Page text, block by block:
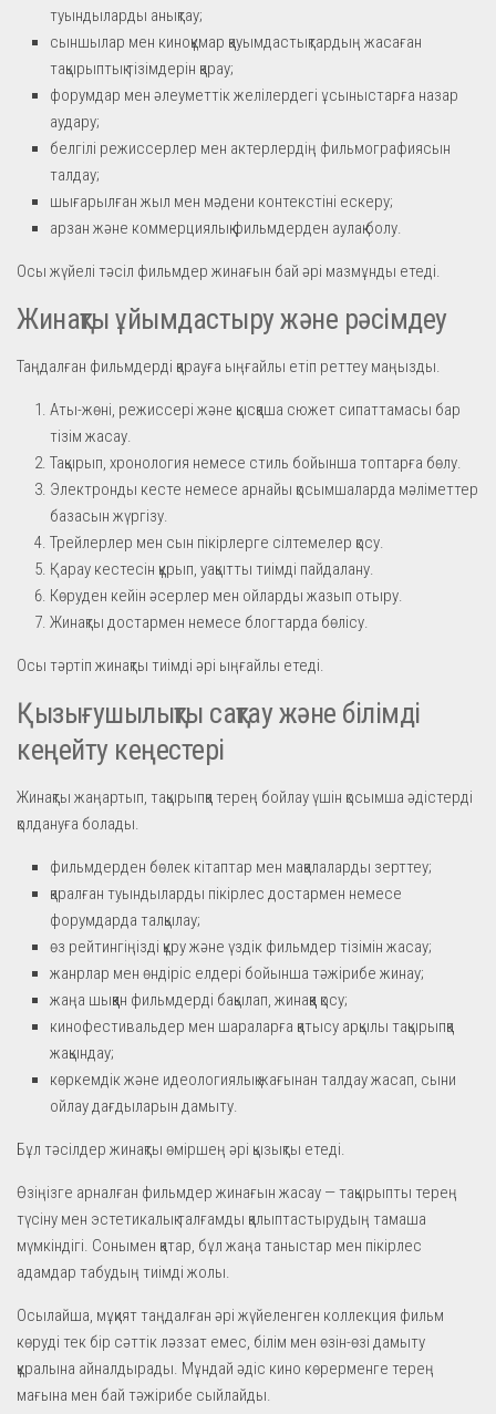
туындыларды анықтау;
сыншылар мен киноқұмар қауымдастықтардың жасаған
тақырыптық тізімдерін қарау;
форумдар мен әлеуметтік желілердегі ұсыныстарға назар
аудару;
белгілі режиссерлер мен актерлердің фильмографиясын
талдау;
шығарылған жыл мен мәдени контекстіні ескеру;
арзан және коммерциялық фильмдерден аулақ болу.
Осы жүйелі тәсіл фильмдер жинағын бай әрі мазмұнды етеді.
Жинақты ұйымдастыру және рәсімдеу
Таңдалған фильмдерді қарауға ыңғайлы етіп реттеу маңызды.
Аты-жөні, режиссері және қысқаша сюжет сипаттамасы бар
тізім жасау.
Тақырып, хронология немесе стиль бойынша топтарға бөлу.
Электронды кесте немесе арнайы қосымшаларда мәліметтер
базасын жүргізу.
Трейлерлер мен сын пікірлерге сілтемелер қосу.
Қарау кестесін құрып, уақытты тиімді пайдалану.
Көруден кейін әсерлер мен ойларды жазып отыру.
Жинақты достармен немесе блогтарда бөлісу.
Осы тәртіп жинақты тиімді әрі ыңғайлы етеді.
Қызығушылықты сақтау және білімді
кеңейту кеңестері
Жинақты жаңартып, тақырыпқа терең бойлау үшін қосымша әдістерді
қолдануға болады.
фильмдерден бөлек кітаптар мен мақалаларды зерттеу;
қаралған туындыларды пікірлес достармен немесе
форумдарда талқылау;
өз рейтингіңізді құру және үздік фильмдер тізімін жасау;
жанрлар мен өндіріс елдері бойынша тәжірибе жинау;
жаңа шыққан фильмдерді бақылап, жинаққа қосу;
кинофестивальдер мен шараларға қатысу арқылы тақырыпқа
жақындау;
көркемдік және идеологиялық жағынан талдау жасап, сыни
ойлау дағдыларын дамыту.
Бұл тәсілдер жинақты өміршең әрі қызықты етеді.
Өзіңізге арналған фильмдер жинағын жасау — тақырыпты терең
түсіну мен эстетикалық талғамды қалыптастырудың тамаша
мүмкіндігі. Сонымен қатар, бұл жаңа таныстар мен пікірлес
адамдар табудың тиімді жолы.
Осылайша, мұқият таңдалған әрі жүйеленген коллекция фильм
көруді тек бір сәттік ләззат емес, білім мен өзін-өзі дамыту
құралына айналдырады. Мұндай әдіс кино көрерменге терең
мағына мен бай тәжірибе сыйлайды.